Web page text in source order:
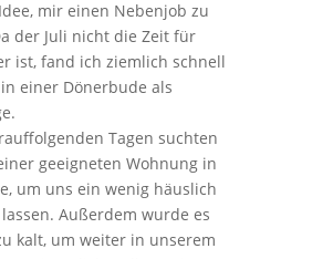
mir einen Nebenjob zu
der Juli nicht die Zeit für
ist, fand ich ziemlich schnell
einer Dönerbude als
Tagen suchten
geeigneten Wohnung in
um uns ein wenig häuslich
Außerdem wurde es
kalt, um weiter in unserem